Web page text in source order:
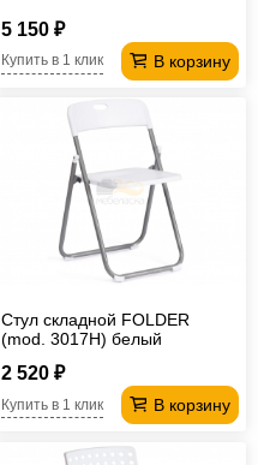
5 150 ₽
В корзину
Купить в 1 клик
Стул складной FOLDER
(mod. 3017H) белый
2 520 ₽
В корзину
Купить в 1 клик